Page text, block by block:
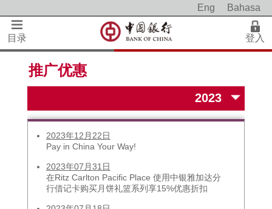
Eng Bahasa
目录 登入
推广优惠
2023年12月22日
Pay in China Your Way!
2023年07月31日
在Ritz Carlton Pacific Place 使用中银雅加达分
行借记卡购买月饼礼篮系列享15%优惠折扣